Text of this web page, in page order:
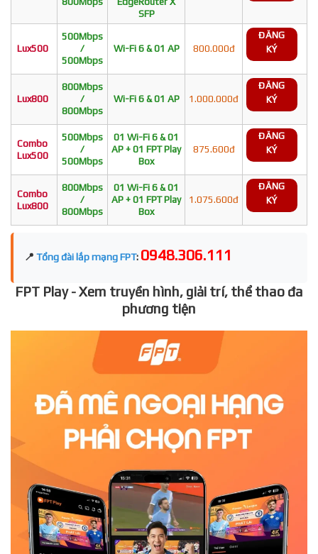
SFP
Lux500
500Mbps
/
500Mbps
Wi-Fi 6 & 01 AP 800.000đ
ĐĂNG
KÝ
Lux800
800Mbps
/
800Mbps
Wi-Fi 6 & 01 AP 1.000.000đ
ĐĂNG
KÝ
Combo
Lux500
500Mbps
/
500Mbps
01 Wi-Fi 6 & 01
AP + 01 FPT Play
Box
875.600đ
ĐĂNG
KÝ
Combo
Lux800
800Mbps
/
800Mbps
01 Wi-Fi 6 & 01
AP + 01 FPT Play
Box
1.075.600đ
ĐĂNG
KÝ
📍 Tổng đài lắp mạng FPT: 0948.306.111
FPT Play - Xem truyền hình, giải trí, thể thao đa
phương tiện